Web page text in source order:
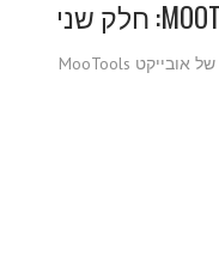
חלקו השני של ההסבר המקיף על המתודות של אובייקט MooTools